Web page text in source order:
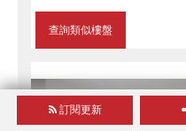
查詢類似樓盤
訂閱更新